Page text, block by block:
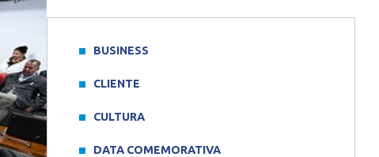
BUSINESS
CLIENTE
CULTURA
DATA COMEMORATIVA